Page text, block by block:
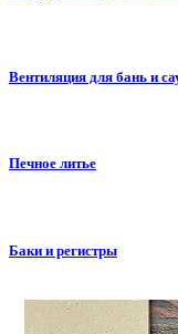
Вентиляция для бань и
Печное литье
Баки и регистры